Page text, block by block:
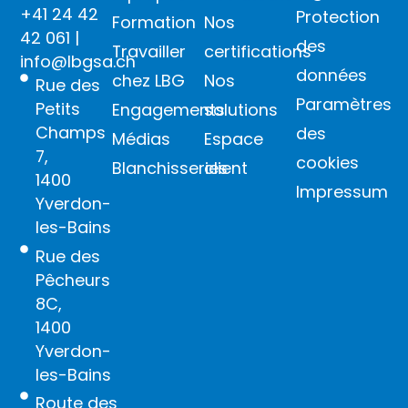
+41 24 42
42 061 |
info@lbgsa.ch
Rue des
Petits
Champs
7,
1400
Yverdon-
les-Bains
Rue des
Pêcheurs
8C,
1400
Yverdon-
les-Bains
Route des
Formation
Travailler
chez LBG
Engagements
Médias
Blanchisseries
Nos
certifications
Nos
solutions
Espace
client
Protection
des
données
Paramètres
des
cookies
Impressum